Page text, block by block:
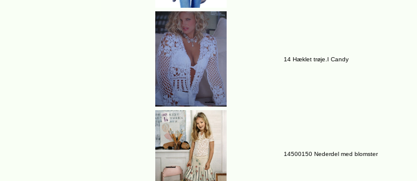
14 Hæklet trøje.I Candy
14500150 Nederdel med blomster